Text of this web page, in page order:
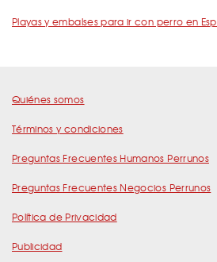
Playas y embalses para ir con perro en
Quiénes somos
Términos y condiciones
Preguntas Frecuentes Humanos Perrunos
Preguntas Frecuentes Negocios Perrunos
Política de Privacidad
Publicidad